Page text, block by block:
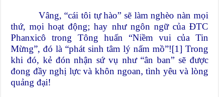
Vâng, “cái tôi tự hào” sẽ làm nghèo nàn mọi
thứ, mọi hoạt động; hay như ngôn ngữ của ĐTC
Phanxicô trong Tông huấn “Niềm vui của Tin
Mừng”, đó là “phát sinh tâm lý nấm mồ”![1] Trong
khi đó, kẻ đón nhận sứ vụ như “ân ban” sẽ được
đong đầy nghị lực và khôn ngoan, tình yêu và lòng
quảng đại!